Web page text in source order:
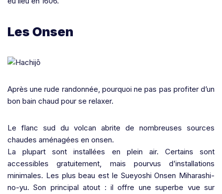
Les Onsen
Après une rude randonnée, pourquoi ne pas pas profiter d’un
bon bain chaud pour se relaxer.
Le flanc sud du volcan abrite de nombreuses sources
chaudes aménagées en onsen.
La plupart sont installées en plein air. Certains sont
accessibles gratuitement, mais pourvus d’installations
minimales. Les plus beau est le Sueyoshi Onsen Miharashi-
no-yu. Son principal atout : il offre une superbe vue sur